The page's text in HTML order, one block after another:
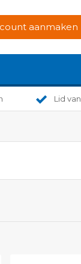
aanmaken
Lid van